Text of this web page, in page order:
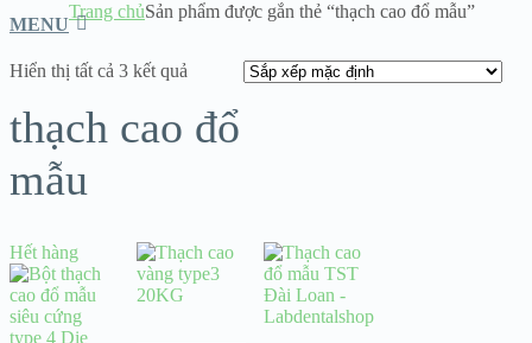
MENU
Trang chủSản phẩm được gắn thẻ “thạch cao đổ mẫu”
Hiển thị tất cả 3 kết quả
thạch cao đổ
mẫu
Hết hàng